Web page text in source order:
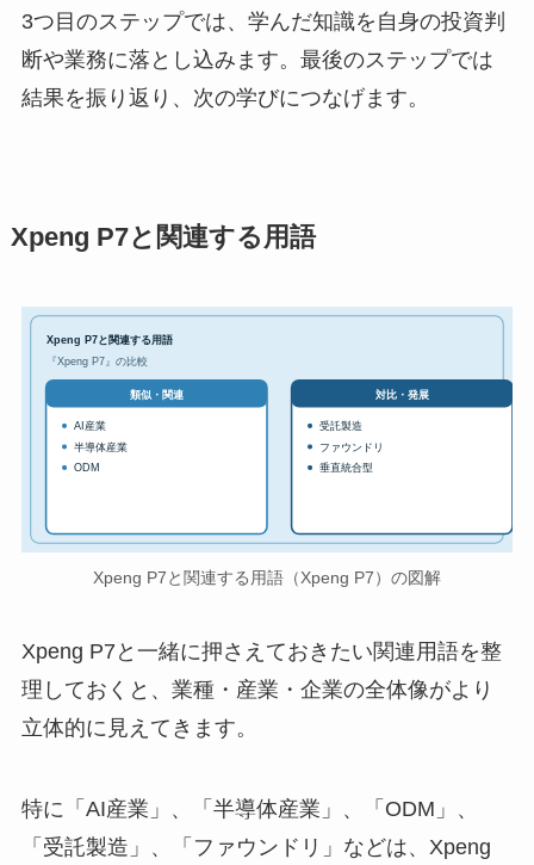
3つ目のステップでは、学んだ知識を自身の投資判
断や業務に落とし込みます。最後のステップでは
結果を振り返り、次の学びにつなげます。
Xpeng P7と関連する用語
Xpeng P7と関連する用語
『Xpeng P7』の比較
類似・関連
AI産業
半導体産業
ODM
対比・発展
受託製造
ファウンドリ
垂直統合型
Xpeng P7と関連する用語（Xpeng P7）の図解
Xpeng P7と一緒に押さえておきたい関連用語を整
理しておくと、業種・産業・企業の全体像がより
立体的に見えてきます。
特に「AI産業」、「半導体産業」、「ODM」、
「受託製造」、「ファウンドリ」などは、Xpeng